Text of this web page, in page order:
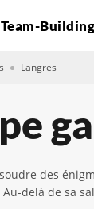
Team-Building
Langres
des
delà de sa